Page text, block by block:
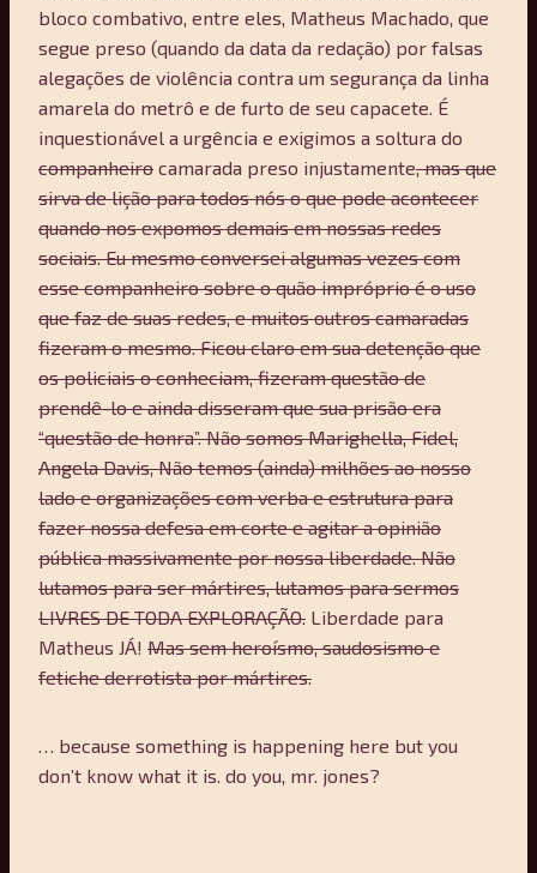
bloco combativo, entre eles, Matheus Machado, que
segue preso (quando da data da redação) por falsas
alegações de violência contra um segurança da linha
amarela do metrô e de furto de seu capacete. É
inquestionável a urgência e exigimos a soltura do
companheiro camarada preso injustamente, mas que
sirva de lição para todos nós o que pode acontecer
quando nos expomos demais em nossas redes
sociais. Eu mesmo conversei algumas vezes com
esse companheiro sobre o quão impróprio é o uso
que faz de suas redes, e muitos outros camaradas
fizeram o mesmo. Ficou claro em sua detenção que
os policiais o conheciam, fizeram questão de
prendê-lo e ainda disseram que sua prisão era
“questão de honra”. Não somos Marighella, Fidel,
Angela Davis, Não temos (ainda) milhões ao nosso
lado e organizações com verba e estrutura para
fazer nossa defesa em corte e agitar a opinião
pública massivamente por nossa liberdade. Não
lutamos para ser mártires, lutamos para sermos
LIVRES DE TODA EXPLORAÇÃO. Liberdade para
Matheus JÁ! Mas sem heroísmo, saudosismo e
fetiche derrotista por mártires.
… because something is happening here but you
don’t know what it is. do you, mr. jones?